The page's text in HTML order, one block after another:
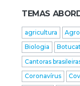
TEMAS
agricultura
Biologia
Cantoras
Coronavírus